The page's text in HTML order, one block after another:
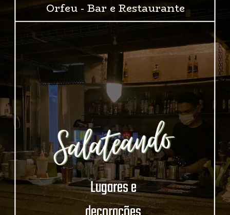
Orfeu - Bar e Restaurante
Lugares e